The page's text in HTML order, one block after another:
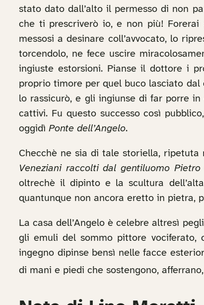
stato dato dall’alto il permesso di non
che ti prescriverò io, e non più! Forerai
messosi a desinare coll’avvocato, lo
torcendolo, ne fece uscire
ingiuste estorsioni. Pianse il dottore i
proprio timore per quel buco lasciato dal
lo rassicurò, e gli ingiunse di far porre
cattivi. Fu questo successo così
oggidì Ponte dell’Angelo.
Checchè ne sia di tale storiella, ripetuta
Veneziani raccolti dal gentiluomo
oltrechè il dipinto e la scultura
quantunque non ancora eretto in pietra,
La casa dell’Angelo è celebre altresì
gli emuli del sommo pittore vociferato,
ingegno dipinse bensì nelle facce
di mani e piedi che sostengono,